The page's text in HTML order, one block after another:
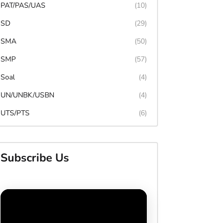
PAT/PAS/UAS
(10)
SD
(29)
SMA
(50)
SMP
(57)
Soal
(4)
UN/UNBK/USBN
(4)
UTS/PTS
(6)
Subscribe Us